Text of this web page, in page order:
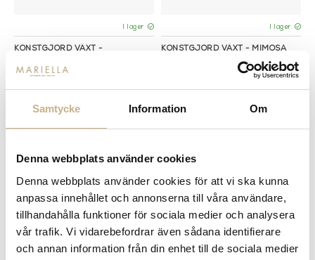
Samtycke Information Om
Denna webbplats använder cookies
Denna webbplats använder cookies för att vi ska kunna
anpassa innehållet och annonserna till våra användare,
tillhandahålla funktioner för sociala medier och analysera
vår trafik. Vi vidarebefordrar även sådana identifierare
och annan information från din enhet till de sociala medier
I lager
KONSTGJORD VÄXT -
199 kr
I lager
KONSTGJORD VÄXT - MIMOSA